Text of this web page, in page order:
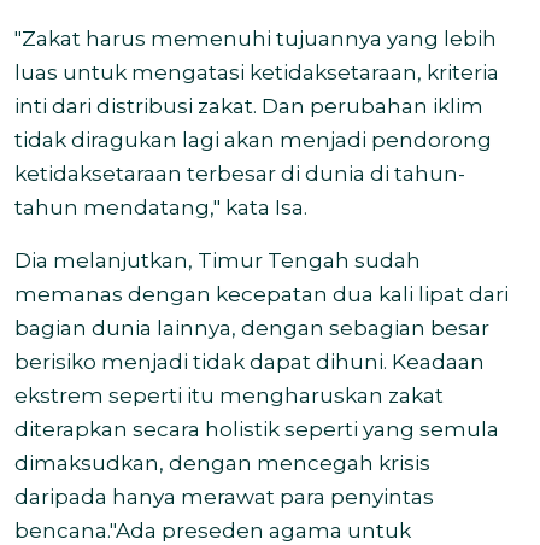
"Zakat harus memenuhi tujuannya yang lebih
luas untuk mengatasi ketidaksetaraan, kriteria
inti dari distribusi zakat. Dan perubahan iklim
tidak diragukan lagi akan menjadi pendorong
ketidaksetaraan terbesar di dunia di tahun-
tahun mendatang," kata Isa.
Dia melanjutkan, Timur Tengah sudah
memanas dengan kecepatan dua kali lipat dari
bagian dunia lainnya, dengan sebagian besar
berisiko menjadi tidak dapat dihuni. Keadaan
ekstrem seperti itu mengharuskan zakat
diterapkan secara holistik seperti yang semula
dimaksudkan, dengan mencegah krisis
daripada hanya merawat para penyintas
bencana."Ada preseden agama untuk